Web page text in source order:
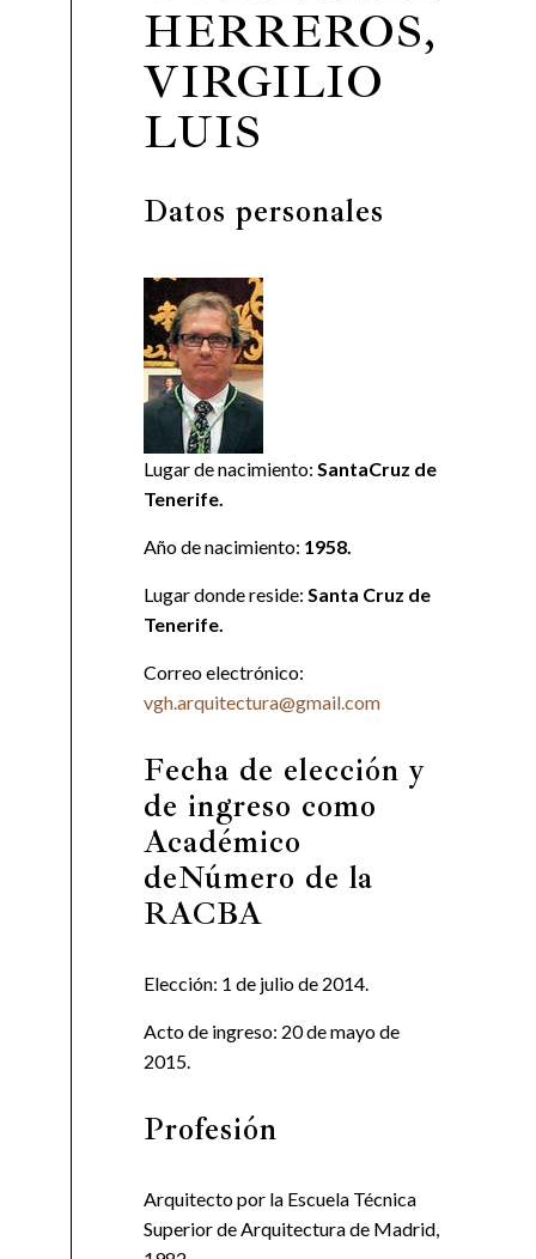
HERREROS,
VIRGILIO
LUIS
Datos personales
Lugar de nacimiento: SantaCruz de
Tenerife.
Año de nacimiento: 1958.
Lugar donde reside: Santa Cruz de
Tenerife.
Correo electrónico:
vgh.arquitectura@gmail.com
Fecha de elección y
de ingreso como
Académico
deNúmero de la
RACBA
Elección: 1 de julio de 2014.
Acto de ingreso: 20 de mayo de
2015.
Profesión
Arquitecto por la Escuela Técnica
Superior de Arquitectura de Madrid,